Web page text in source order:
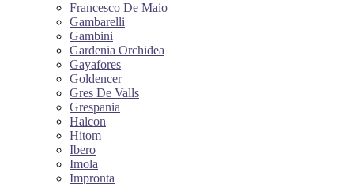
Francesco De Maio
Gambarelli
Gambini
Gardenia Orchidea
Gayafores
Goldencer
Gres De Valls
Grespania
Halcon
Hitom
Ibero
Imola
Impronta